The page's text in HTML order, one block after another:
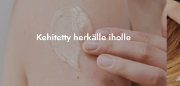
Kehitetty herkälle iholle